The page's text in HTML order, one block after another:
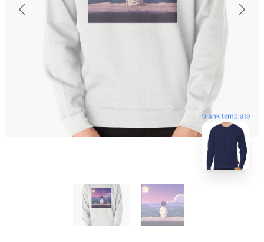
blank template